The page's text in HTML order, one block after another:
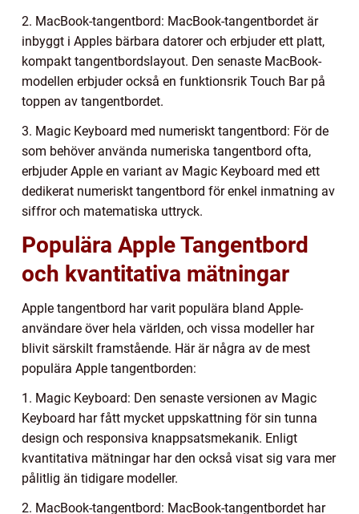
2. MacBook-tangentbord: MacBook-tangentbordet är
inbyggt i Apples bärbara datorer och erbjuder ett platt,
kompakt tangentbordslayout. Den senaste MacBook-
modellen erbjuder också en funktionsrik Touch Bar på
toppen av tangentbordet.
3. Magic Keyboard med numeriskt tangentbord: För de
som behöver använda numeriska tangentbord ofta,
erbjuder Apple en variant av Magic Keyboard med ett
dedikerat numeriskt tangentbord för enkel inmatning av
siffror och matematiska uttryck.
Populära Apple Tangentbord
och kvantitativa mätningar
Apple tangentbord har varit populära bland Apple-
användare över hela världen, och vissa modeller har
blivit särskilt framstående. Här är några av de mest
populära Apple tangentborden:
1. Magic Keyboard: Den senaste versionen av Magic
Keyboard har fått mycket uppskattning för sin tunna
design och responsiva knappsatsmekanik. Enligt
kvantitativa mätningar har den också visat sig vara mer
pålitlig än tidigare modeller.
2. MacBook-tangentbord: MacBook-tangentbordet har